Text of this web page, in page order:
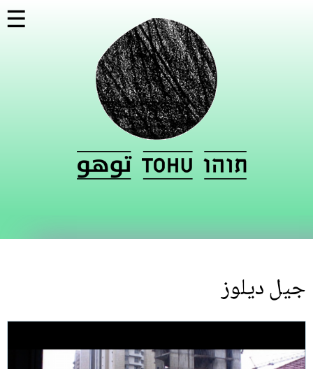
الرئيسي
☰
جيل ديلوز